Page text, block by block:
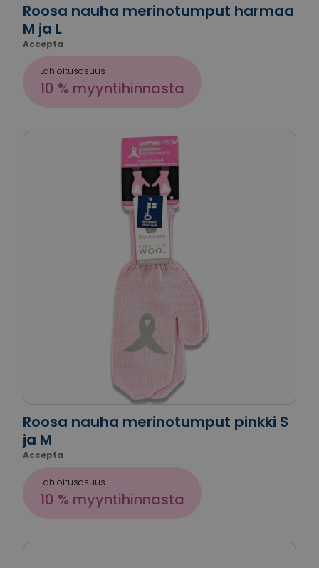
Roosa nauha merinotumput harmaa
M ja L
Accepta
Lahjoitusosuus
10 % myyntihinnasta
Roosa nauha merinotumput pinkki S
ja M
Accepta
Lahjoitusosuus
10 % myyntihinnasta